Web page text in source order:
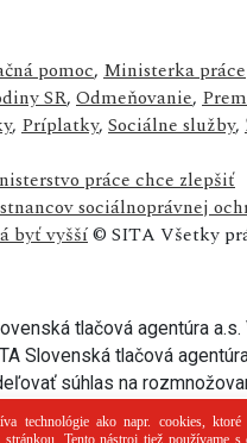
pomoc, Ministerka práce
SR, Odmeňovanie,
, Príplatky, Sociálne služby,
práce chce zlepšiť
sociálnoprávnej
byť vyšší© SITA Všetky
tlačová agentúra a.s.
Slovenská tlačová
súhlas na